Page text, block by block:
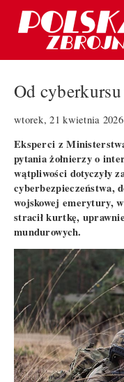
Od
wtorek, 21 kwietnia 2026
Eksperci z
pytania żołnierzy o
wątpliwości dotyczyły
cyberbezpieczeństwa,
wojskowej emerytury,
stracił kurtkę,
mundurowych.